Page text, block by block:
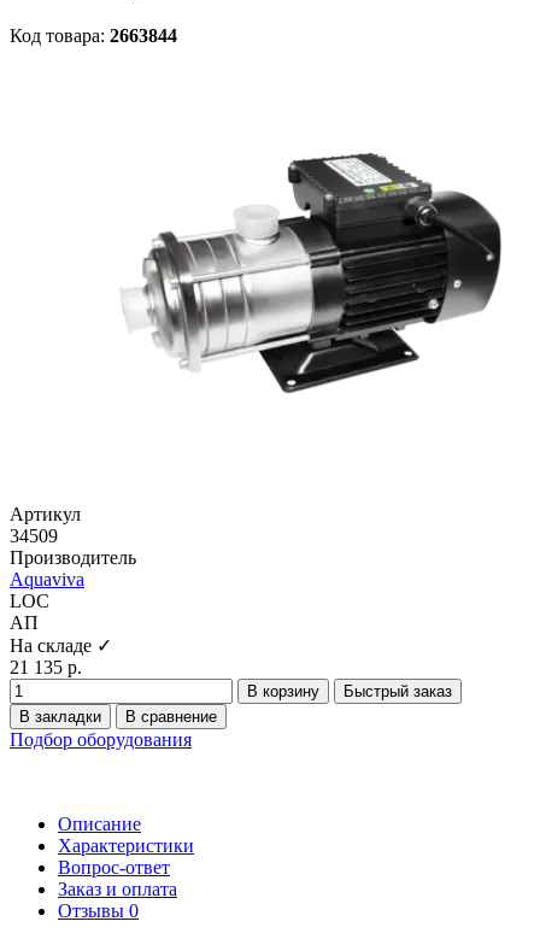
Код товара: 2663844
Артикул
34509
Производитель
Aquaviva
LOC
АП
На складе ✓
21 135 р.
В корзину
Быстрый заказ
В закладки
В сравнение
Подбор оборудования
Описание
Характеристики
Вопрос-ответ
Заказ и оплата
Отзывы 0